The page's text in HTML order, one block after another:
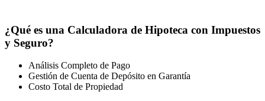
¿Qué es una Calculadora de Hipoteca con Impuestos
y Seguro?
Análisis Completo de Pago
Gestión de Cuenta de Depósito en Garantía
Costo Total de Propiedad